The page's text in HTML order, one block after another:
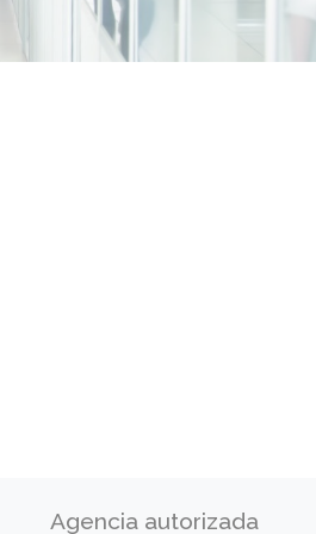
Agencia autorizada